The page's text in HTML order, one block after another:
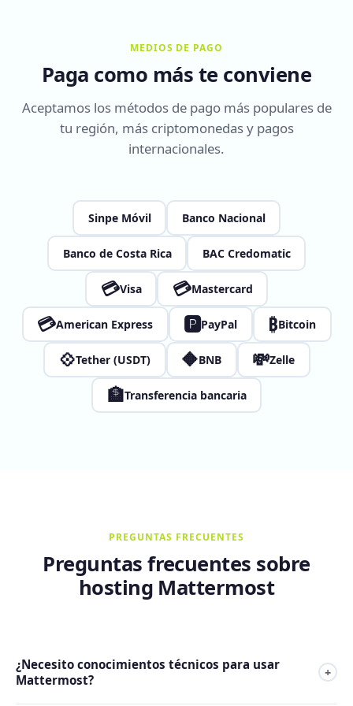
MEDIOS DE PAGO
Paga como más te conviene
Aceptamos los métodos de pago más populares de
tu región, más criptomonedas y pagos
internacionales.
Sinpe Móvil Banco Nacional
Banco de Costa Rica BAC Credomatic
💳Visa 💳Mastercard
💳American Express 🅿PayPal ₿Bitcoin
💠Tether (USDT) 🔶BNB 💸Zelle
🏦Transferencia bancaria
PREGUNTAS FRECUENTES
Preguntas frecuentes sobre
hosting Mattermost
¿Necesito conocimientos técnicos para usar
Mattermost?
+